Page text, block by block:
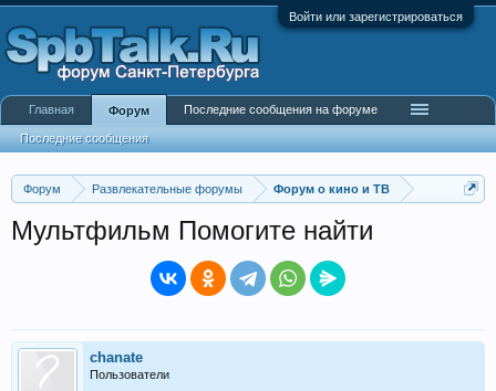
Войти или зарегистрироваться
Форум Развлекательные форумы Форум о кино и ТВ
Мультфильм Помогите найти
chanate
Пользователи
Главная Форум
Последние сообщения
Последние сообщения на форуме